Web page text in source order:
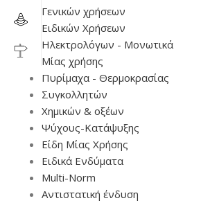
Γενικών χρήσεων
Ειδικών Χρήσεων
Ηλεκτρολόγων - Μονωτικά
Μίας χρήσης
Πυρίμαχα - Θερμοκρασίας
Συγκολλητών
Χημικών & οξέων
Ψύχους-Κατάψυξης
Είδη Μίας Χρήσης
Ειδικά Ενδύματα
Multi-Norm
Αντιστατική ένδυση